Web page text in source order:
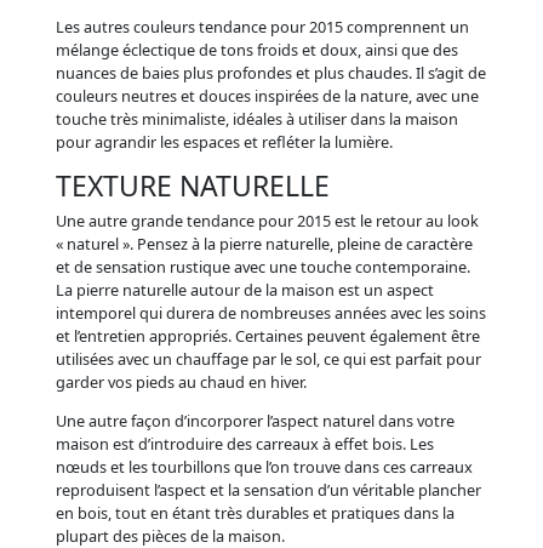
Les autres couleurs tendance pour 2015 comprennent un
mélange éclectique de tons froids et doux, ainsi que des
nuances de baies plus profondes et plus chaudes. Il s’agit de
couleurs neutres et douces inspirées de la nature, avec une
touche très minimaliste, idéales à utiliser dans la maison
pour agrandir les espaces et refléter la lumière.
TEXTURE NATURELLE
Une autre grande tendance pour 2015 est le retour au look
« naturel ». Pensez à la pierre naturelle, pleine de caractère
et de sensation rustique avec une touche contemporaine.
La pierre naturelle autour de la maison est un aspect
intemporel qui durera de nombreuses années avec les soins
et l’entretien appropriés. Certaines peuvent également être
utilisées avec un chauffage par le sol, ce qui est parfait pour
garder vos pieds au chaud en hiver.
Une autre façon d’incorporer l’aspect naturel dans votre
maison est d’introduire des carreaux à effet bois. Les
nœuds et les tourbillons que l’on trouve dans ces carreaux
reproduisent l’aspect et la sensation d’un véritable plancher
en bois, tout en étant très durables et pratiques dans la
plupart des pièces de la maison.